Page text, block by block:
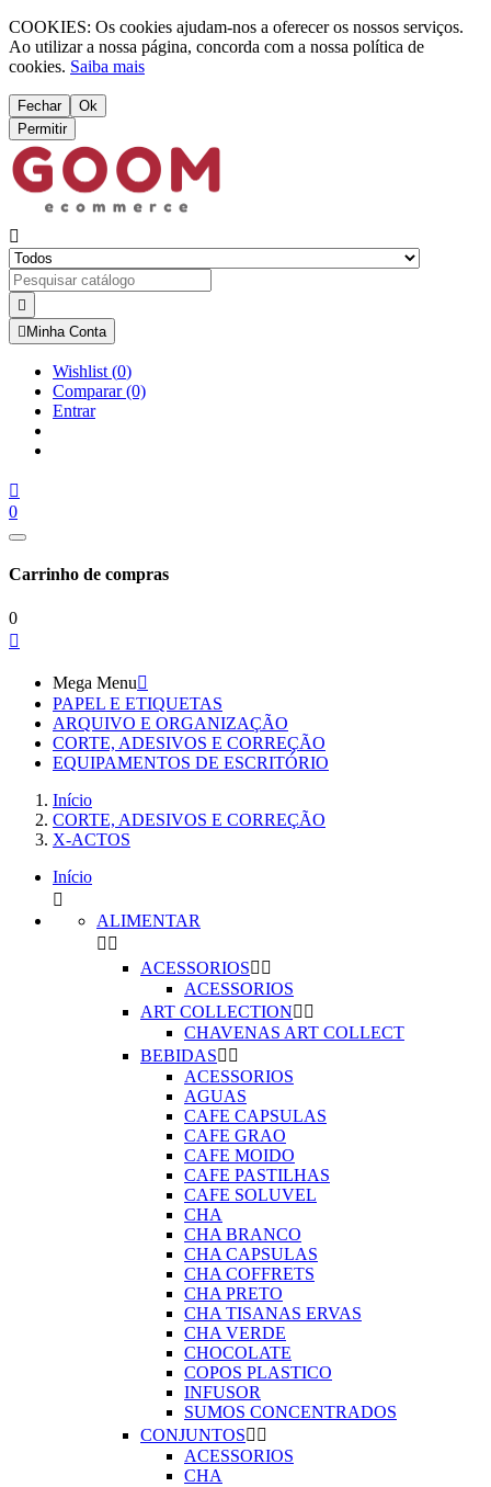
COOKIES: Os cookies ajudam-nos a oferecer os nossos serviços.
Ao utilizar a nossa página, concorda com a nossa política de
cookies. Saiba mais
Fechar
Ok
Permitir


 Minha Conta
Wishlist (0)
Comparar(0)
Entrar

0
Carrinho de compras
0

Mega Menu
PAPEL E ETIQUETAS
ARQUIVO E ORGANIZAÇÃO
CORTE, ADESIVOS E CORREÇÃO
EQUIPAMENTOS DE ESCRITÓRIO
Início
CORTE, ADESIVOS E CORREÇÃO
X-ACTOS
Início

ALIMENTAR
 
ACESSORIOS 
ACESSORIOS
ART COLLECTION 
CHAVENAS ART COLLECT
BEBIDAS 
ACESSORIOS
AGUAS
CAFE CAPSULAS
CAFE GRAO
CAFE MOIDO
CAFE PASTILHAS
CAFE SOLUVEL
CHA
CHA BRANCO
CHA CAPSULAS
CHA COFFRETS
CHA PRETO
CHA TISANAS ERVAS
CHA VERDE
CHOCOLATE
COPOS PLASTICO
INFUSOR
SUMOS CONCENTRADOS
CONJUNTOS 
ACESSORIOS
CHA